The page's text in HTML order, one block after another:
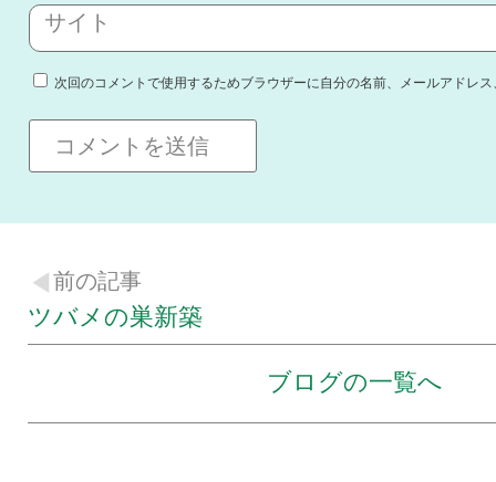
サイト
次回のコメントで使用するためブラウザーに自分の名前、メールアドレ
前の記事
ツバメの巣新築
ブログの一覧へ